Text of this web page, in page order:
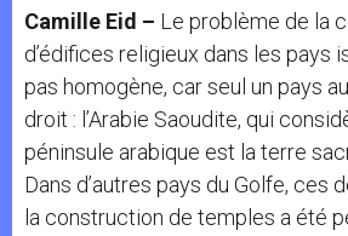
Camille Eid – Le problème de la
d’édifices religieux dans les pays
pas homogène, car seul un pays
droit : l’Arabie Saoudite, qui
péninsule arabique est la terre
Dans d’autres pays du Golfe, ces
la construction de temples a été